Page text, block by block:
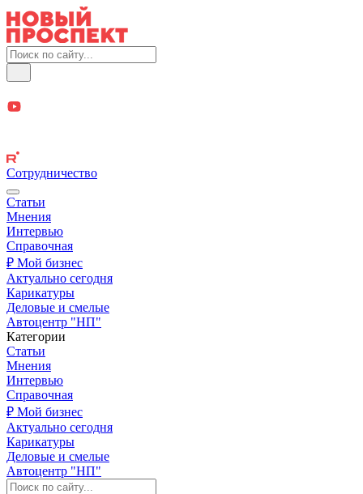
Сотрудничество
Статьи
Мнения
Интервью
Справочная
₽ Мой бизнес
Актуально сегодня
Карикатуры
Деловые и смелые
Автоцентр "НП"
Категории
Статьи
Мнения
Интервью
Справочная
₽ Мой бизнес
Актуально сегодня
Карикатуры
Деловые и смелые
Автоцентр "НП"